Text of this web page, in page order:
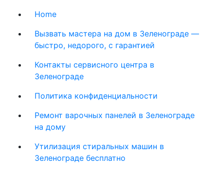
Home
Вызвать мастера на дом в Зеленограде —
быстро, недорого, с гарантией
Контакты сервисного центра в
Зеленограде
Политика конфиденциальности
Ремонт варочных панелей в Зеленограде
на дому
Утилизация стиральных машин в
Зеленограде бесплатно